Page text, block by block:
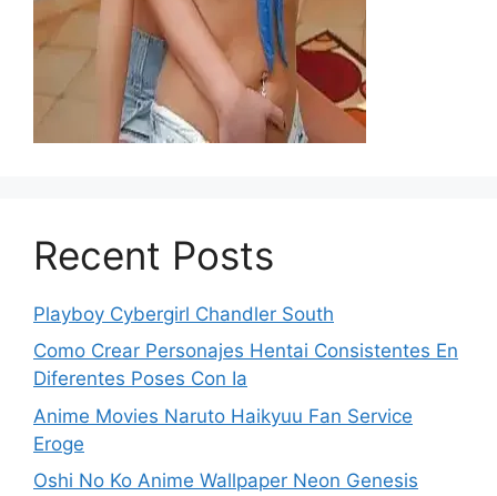
Recent Posts
Playboy Cybergirl Chandler South
Como Crear Personajes Hentai Consistentes En
Diferentes Poses Con Ia
Anime Movies Naruto Haikyuu Fan Service
Eroge
Oshi No Ko Anime Wallpaper Neon Genesis